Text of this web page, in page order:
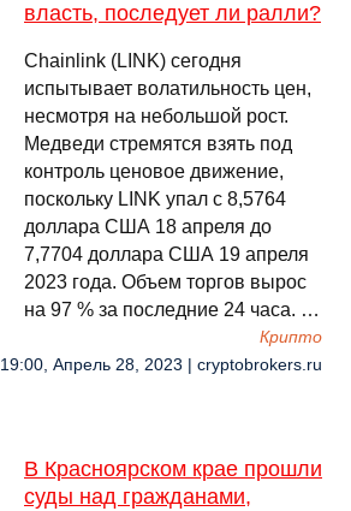
власть, последует ли ралли?
Chainlink (LINK) сегодня
испытывает волатильность цен,
несмотря на небольшой рост.
Медведи стремятся взять под
контроль ценовое движение,
поскольку LINK упал с 8,5764
доллара США 18 апреля до
7,7704 доллара США 19 апреля
2023 года. Объем торгов вырос
на 97 % за последние 24 часа. …
Крипто
19:00, Апрель 28, 2023 | cryptobrokers.ru
В Красноярском крае прошли
суды над гражданами,